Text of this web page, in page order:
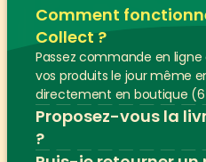
Comment
Collect ?
Passez commande en
vos produits le jour même
directement en boutique (67
Proposez-vous la
?